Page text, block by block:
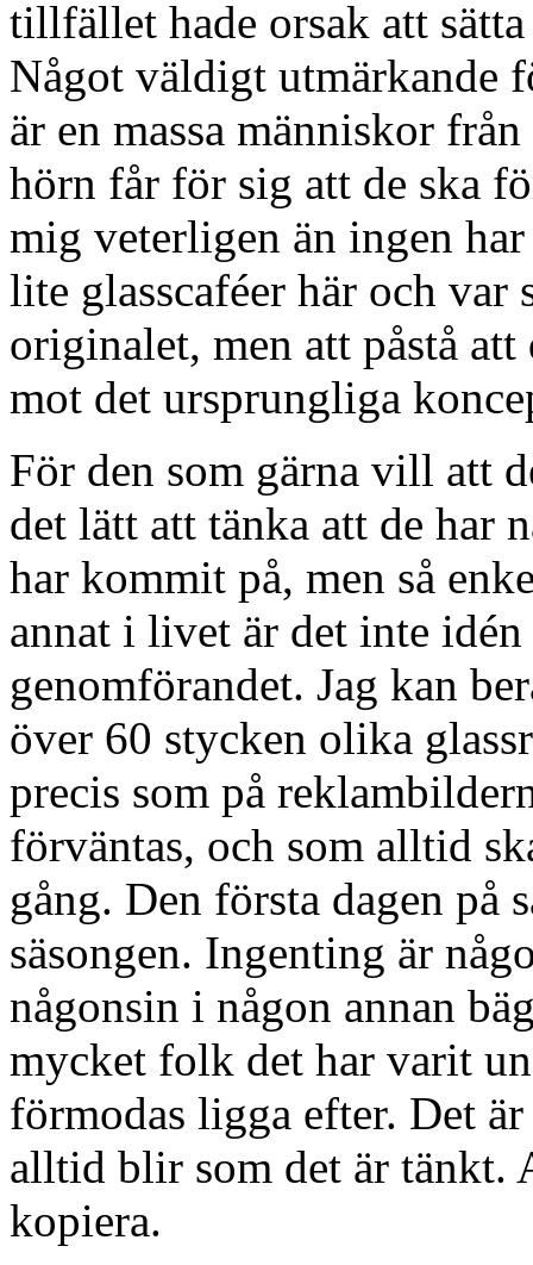
tillfället hade orsak att
Något väldigt utmärkande
är en massa människor
hörn får för sig att de ska
mig veterligen än ingen
lite glasscaféer här och
originalet, men att påstå
mot det ursprungliga
För den som gärna vill att
det lätt att tänka att de har
har kommit på, men så
annat i livet är det inte idén
genomförandet. Jag kan
över 60 stycken olika
precis som på
förväntas, och som alltid
gång. Den första dagen på
säsongen. Ingenting är
någonsin i någon annan
mycket folk det har varit
förmodas ligga efter. Det
alltid blir som det är tänkt.
kopiera.